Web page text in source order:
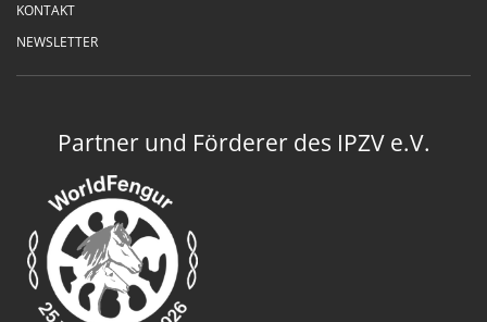
KONTAKT
NEWSLETTER
Partner und Förderer des IPZV e.V.